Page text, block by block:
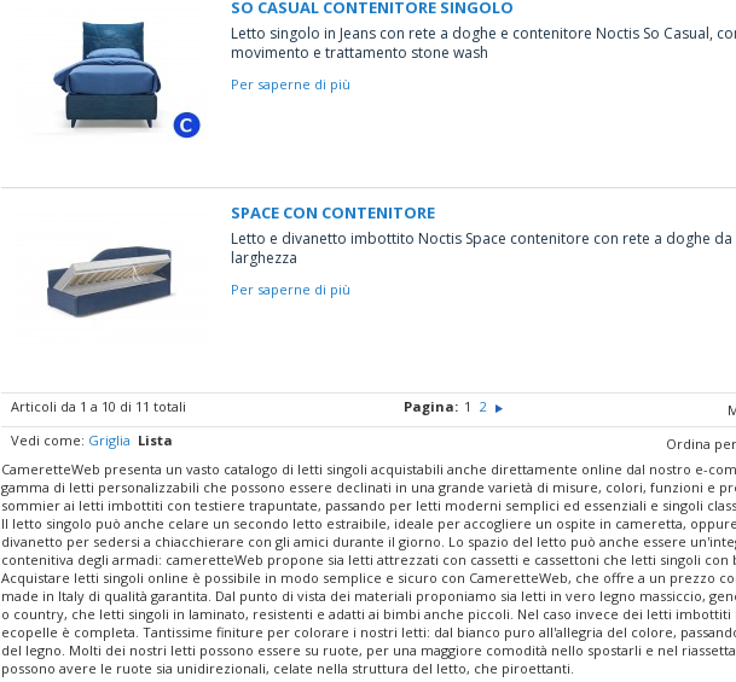
SO CASUAL CONTENITORE SINGOLO
Letto singolo in Jeans con rete a doghe e contenitore Noctis So Casual,
movimento e trattamento stone wash
Per saperne di più
SPACE CON CONTENITORE
Letto e divanetto imbottito Noctis Space contenitore con rete a doghe da
larghezza
Per saperne di più
Articoli da 1 a 10 di 11 totali Pagina: 1 2
Vedi come: Griglia Lista
Ordina per
CameretteWeb presenta un vasto catalogo di letti singoli acquistabili anche direttamente online dal nostro e-
gamma di letti personalizzabili che possono essere declinati in una grande varietà di misure, colori, funzioni e
sommier ai letti imbottiti con testiere trapuntate, passando per letti moderni semplici ed essenziali e singoli
Il letto singolo può anche celare un secondo letto estraibile, ideale per accogliere un ospite in cameretta,
divanetto per sedersi a chiacchierare con gli amici durante il giorno. Lo spazio del letto può anche essere
contenitiva degli armadi: cameretteWeb propone sia letti attrezzati con cassetti e cassettoni che letti singoli con
Acquistare letti singoli online è possibile in modo semplice e sicuro con CameretteWeb, che offre a un prezzo
made in Italy di qualità garantita. Dal punto di vista dei materiali proponiamo sia letti in vero legno massiccio,
o country, che letti singoli in laminato, resistenti e adatti ai bimbi anche piccoli. Nel caso invece dei letti imbottiti
ecopelle è completa. Tantissime finiture per colorare i nostri letti: dal bianco puro all'allegria del colore,
del legno. Molti dei nostri letti possono essere su ruote, per una maggiore comodità nello spostarli e nel
possono avere le ruote sia unidirezionali, celate nella struttura del letto, che piroettanti.